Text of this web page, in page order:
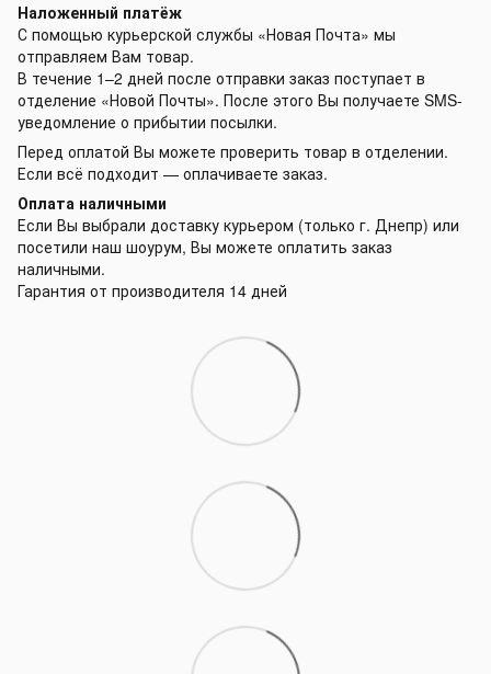
Наложенный платёж
С помощью курьерской службы «Новая Почта» мы
отправляем Вам товар.
В течение 1–2 дней после отправки заказ поступает в
отделение «Новой Почты». После этого Вы получаете SMS-
уведомление о прибытии посылки.
Перед оплатой Вы можете проверить товар в отделении.
Если всё подходит — оплачиваете заказ.
Оплата наличными
Если Вы выбрали доставку курьером (только г. Днепр) или
посетили наш шоурум, Вы можете оплатить заказ
наличными.
Гарантия от производителя 14 дней